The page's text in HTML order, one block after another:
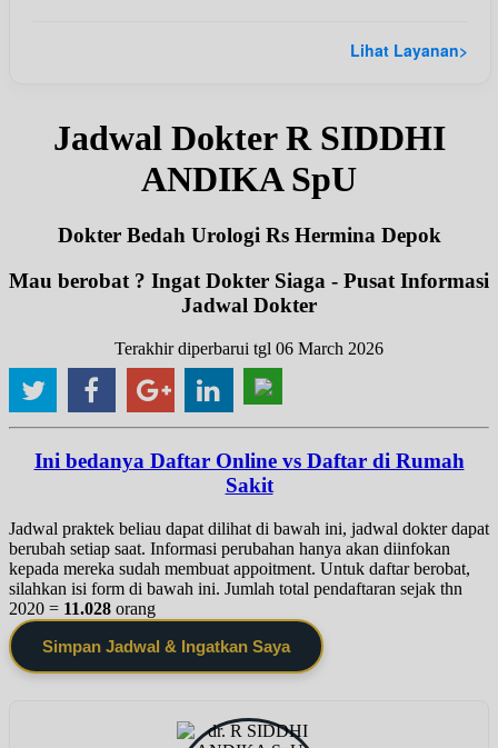
Lihat Layanan>
Jadwal Dokter R SIDDHI
ANDIKA SpU
Dokter Bedah Urologi Rs Hermina Depok
Mau berobat ? Ingat Dokter Siaga - Pusat Informasi
Jadwal Dokter
Terakhir diperbarui tgl 06 March 2026
Ini bedanya Daftar Online vs Daftar di Rumah
Sakit
Jadwal praktek beliau dapat dilihat di bawah ini, jadwal dokter dapat
berubah setiap saat. Informasi perubahan hanya akan diinfokan
kepada mereka sudah membuat appoitment. Untuk daftar berobat,
silahkan isi form di bawah ini. Jumlah total pendaftaran sejak thn
2020 = 11.028 orang
Simpan Jadwal & Ingatkan Saya